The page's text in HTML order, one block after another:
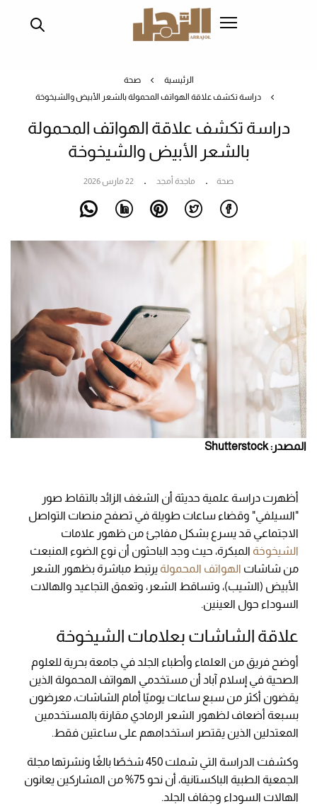
الرئيسية
صحة
دراسة تكشف علاقة الهواتف المحمولة بالشعر الأبيض والشيخوخة
دراسة تكشف علاقة الهواتف المحمولة
بالشعر الأبيض والشيخوخة
صحة ماجدة أمجد 22 مارس 2026
المصدر: Shutterstock
أظهرت دراسة علمية حديثة أن الشغف الزائد بالتقاط صور
"السيلفي" وقضاء ساعات طويلة في تصفح منصات التواصل
الاجتماعي قد يسرع بشكل مفاجئ من ظهور علامات
الشيخوخة المبكرة، حيث وجد الباحثون أن نوع الضوء المنبعث
من شاشات الهواتف المحمولة يرتبط مباشرة بظهور الشعر
الأبيض (الشيب)، وتساقط الشعر، وتعمق التجاعيد والهالات
السوداء حول العينين.
علاقة الشاشات بعلامات الشيخوخة
أوضح فريق من العلماء وأطباء الجلد في جامعة بحرية للعلوم
الصحية في إسلام آباد أن مستخدمي الهواتف المحمولة الذين
يقضون أكثر من سبع ساعات يوميًا أمام الشاشات، معرضون
بسبعة أضعاف لظهور الشعر الرمادي مقارنة بالمستخدمين
المعتدلين الذين يقتصر استخدامهم على ساعتين فقط.
وكشفت الدراسة التي شملت 450 شخصًا بالغًا ونشرتها مجلة
الجمعية الطبية الباكستانية، أن نحو 75% من المشاركين يعانون
الهالات السوداء وجفاف الجلد.